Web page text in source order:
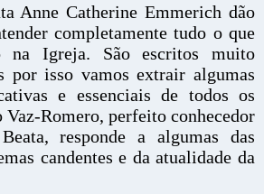
Anne Catherine Emmerich dão
completamente tudo o que
na Igreja. São escritos muito
por isso vamos extrair algumas
e essenciais de todos os
Romero, perfeito conhecedor
responde a algumas das
candentes e da atualidade da